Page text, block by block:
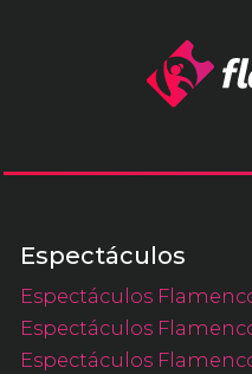
Espectáculos
Espectáculos
Espectáculos
Espectáculos